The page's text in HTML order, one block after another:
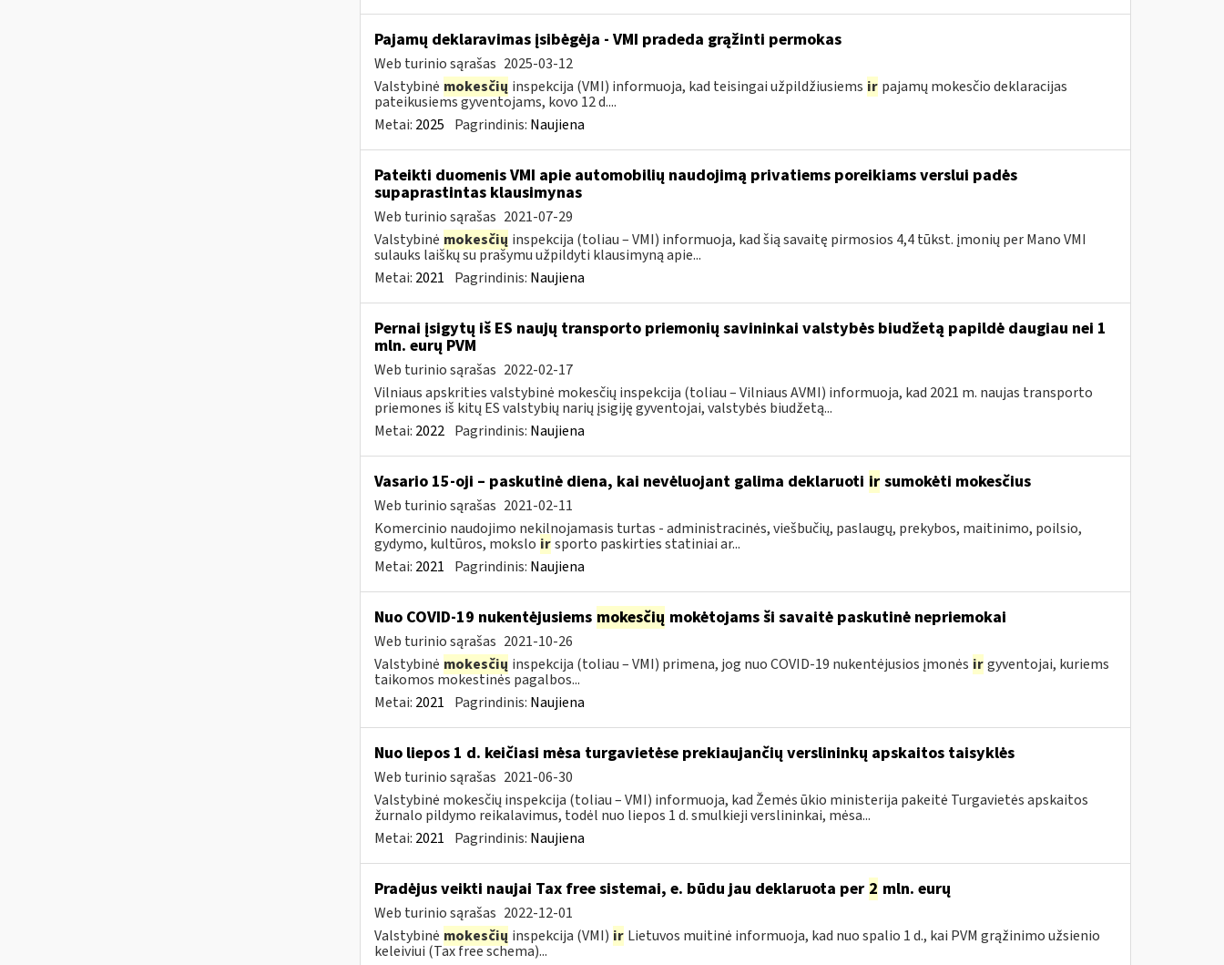
Pajamų deklaravimas įsibėgėja - VMI pradeda grąžinti permokas
Web turinio sąrašas 2025-03-12
Valstybinė mokesčių inspekcija (VMI) informuoja, kad teisingai užpildžiusiems ir pajamų mokesčio deklaracijas
pateikusiems gyventojams, kovo 12 d....
Metai: 2025 Pagrindinis: Naujiena
Pateikti duomenis VMI apie automobilių naudojimą privatiems poreikiams verslui padės
supaprastintas klausimynas
Web turinio sąrašas 2021-07-29
Valstybinė mokesčių inspekcija (toliau – VMI) informuoja, kad šią savaitę pirmosios 4,4 tūkst. įmonių per Mano VMI
sulauks laiškų su prašymu užpildyti klausimyną apie...
Metai: 2021 Pagrindinis: Naujiena
Pernai įsigytų iš ES naujų transporto priemonių savininkai valstybės biudžetą papildė daugiau nei 1
mln. eurų PVM
Web turinio sąrašas 2022-02-17
Vilniaus apskrities valstybinė mokesčių inspekcija (toliau – Vilniaus AVMI) informuoja, kad 2021 m. naujas transporto
priemones iš kitų ES valstybių narių įsigiję gyventojai, valstybės biudžetą...
Metai: 2022 Pagrindinis: Naujiena
Vasario 15-oji – paskutinė diena, kai nevėluojant galima deklaruoti irsumokėti mokesčius
Web turinio sąrašas 2021-02-11
Komercinio naudojimo nekilnojamasis turtas - administracinės, viešbučių, paslaugų, prekybos, maitinimo, poilsio,
gydymo, kultūros, mokslo ir sporto paskirties statiniai ar...
Metai: 2021 Pagrindinis: Naujiena
Nuo COVID-19 nukentėjusiems mokesčių mokėtojams ši savaitė paskutinė nepriemokai
Web turinio sąrašas 2021-10-26
Valstybinė mokesčių inspekcija (toliau – VMI) primena, jog nuo COVID-19 nukentėjusios įmonės ir gyventojai, kuriems
taikomos mokestinės pagalbos...
Metai: 2021 Pagrindinis: Naujiena
Nuo liepos 1 d. keičiasi mėsa turgavietėse prekiaujančių verslininkų apskaitos taisyklės
Web turinio sąrašas 2021-06-30
Valstybinė mokesčių inspekcija (toliau – VMI) informuoja, kad Žemės ūkio ministerija pakeitė Turgavietės apskaitos
žurnalo pildymo reikalavimus, todėl nuo liepos 1 d. smulkieji verslininkai, mėsa...
Metai: 2021 Pagrindinis: Naujiena
Pradėjus veikti naujai Tax free sistemai, e. būdu jau deklaruota per 2 mln. eurų
Web turinio sąrašas 2022-12-01
Valstybinė mokesčių inspekcija (VMI) ir Lietuvos muitinė informuoja, kad nuo spalio 1 d., kai PVM grąžinimo užsienio
keleiviui (Tax free schema)...